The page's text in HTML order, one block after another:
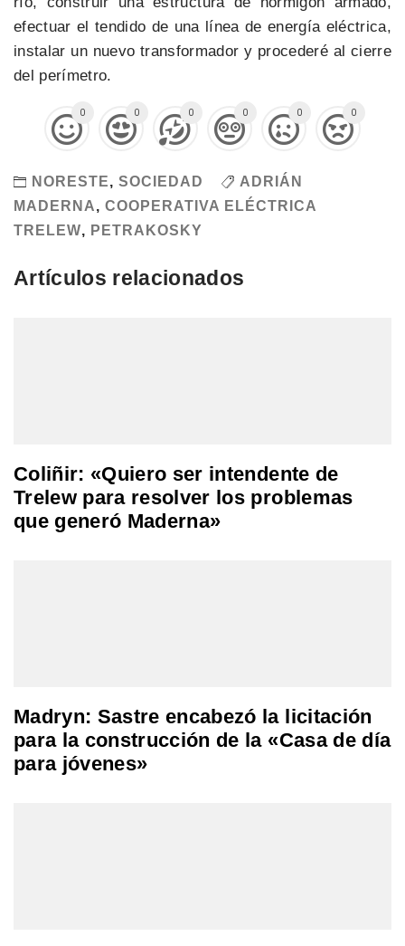
efectuar el tendido de una línea de energía eléctrica,
instalar un nuevo transformador y procederé al cierre
del perímetro.
0 0 0 0 0 0
NORESTE, SOCIEDAD
ADRIÁN
MADERNA, COOPERATIVA ELÉCTRICA
TRELEW, PETRAKOSKY
Artículos relacionados
Coliñir: «Quiero ser intendente de
Trelew para resolver los problemas
que generó Maderna»
Madryn: Sastre encabezó la licitación
para la construcción de la «Casa de día
para jóvenes»